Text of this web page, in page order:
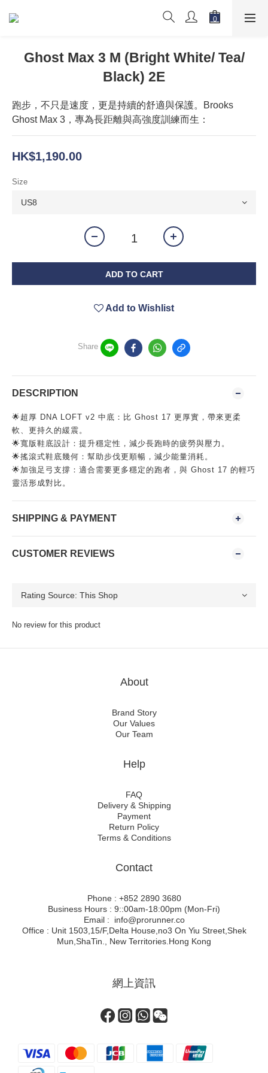
Ghost Max 3 M (Bright White/ Tea/
Black) 2E
跑步，不只是速度，更是持續的舒適與保護。Brooks
Ghost Max 3，專為長距離與高強度訓練而生：
HK$1,190.00
Size
ADD TO CART
Add to Wishlist
Share
DESCRIPTION
🌟超厚 DNA LOFT v2 中底：比 Ghost 17 更厚實，帶來更柔
軟、更持久的緩震。
🌟寬版鞋底設計：提升穩定性，減少長跑時的疲勞與壓力。
🌟搖滾式鞋底幾何：幫助步伐更順暢，減少能量消耗。
🌟加強足弓支撐：適合需要更多穩定的跑者，與 Ghost 17 的輕巧
靈活形成對比。
SHIPPING & PAYMENT
CUSTOMER REVIEWS
No review for this product
About
Brand Story
Our Values
Our Team
Help
FAQ
Delivery & Shipping
Payment
Return Policy
Terms & Conditions
Contact
Phone : +852 2890 3680
Business Hours : 9::00am-18:00pm (Mon-Fri)
Email : info@prorunner.co
Office : Unit 1503,15/F,Delta House,no3 On Yiu Street,Shek
Mun,ShaTin., New Territories.Hong Kong
網上資訊